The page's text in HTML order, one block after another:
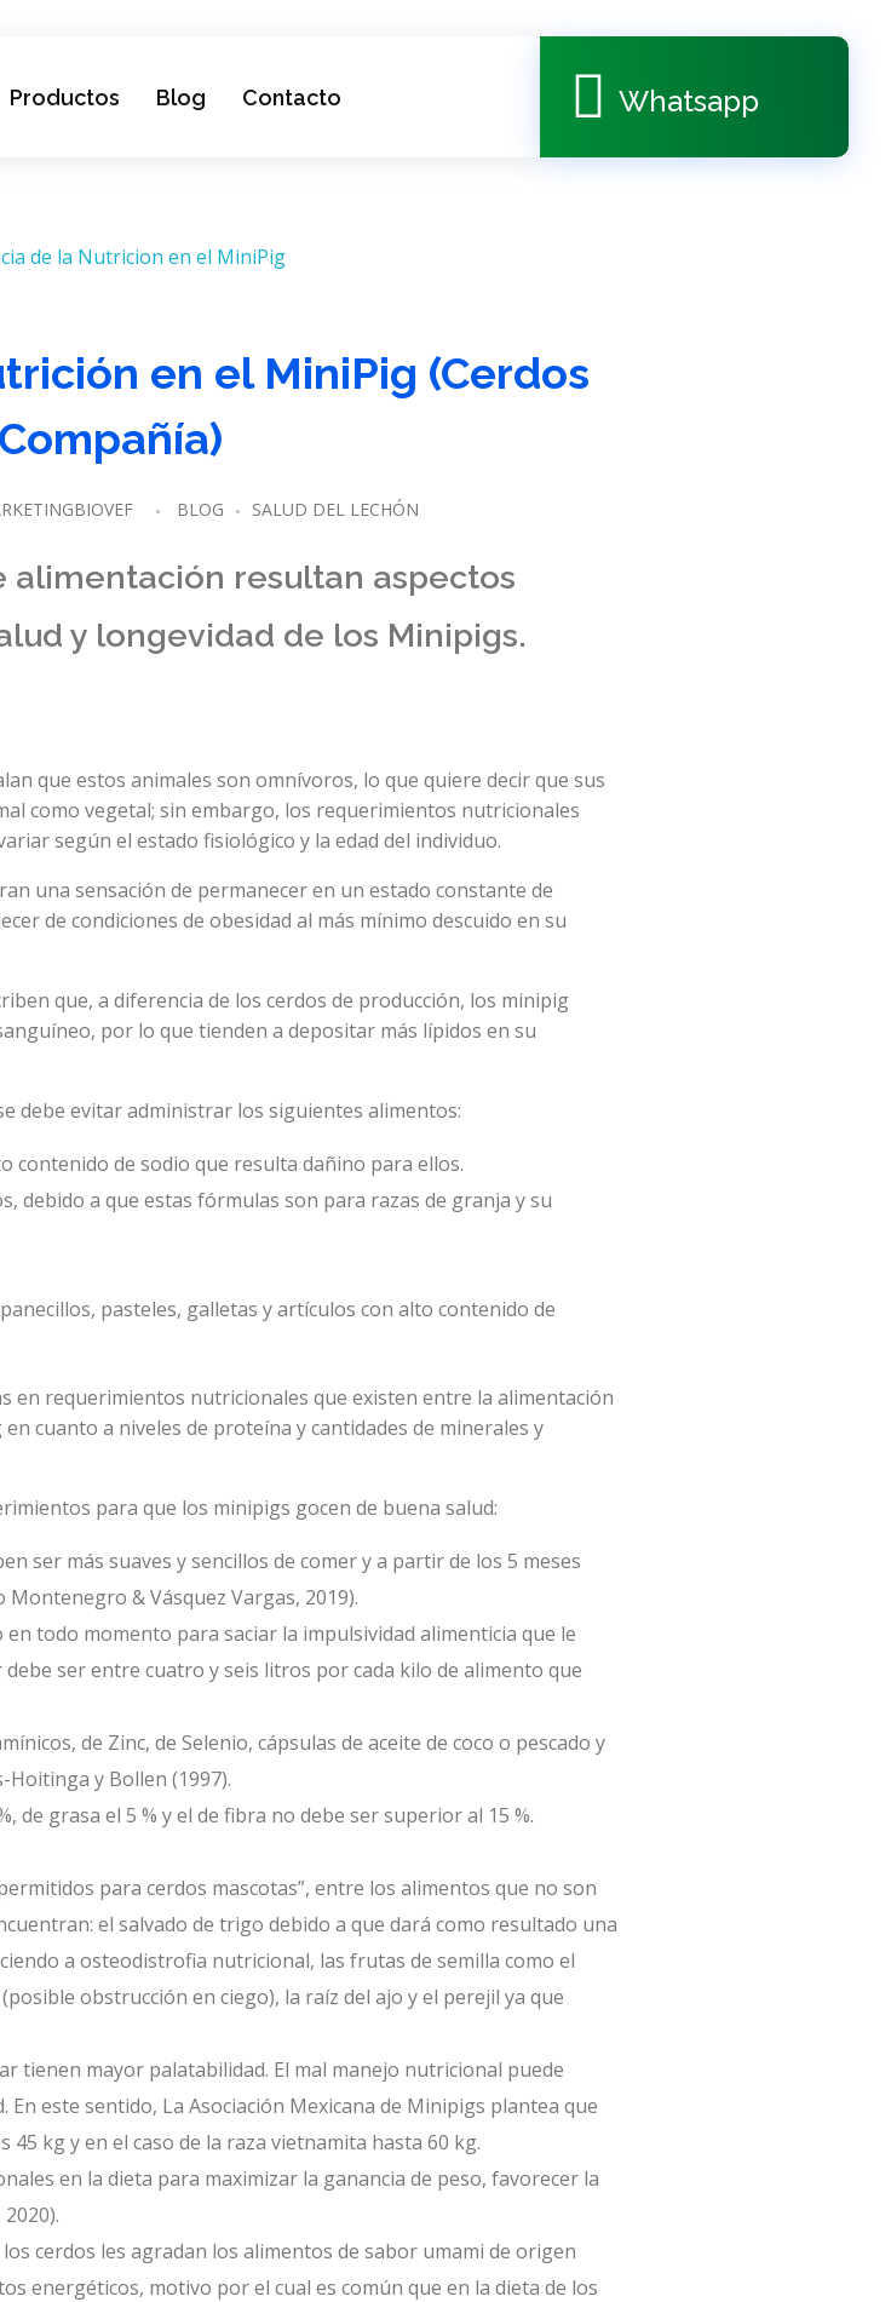
Productos Blog Contacto Whatsapp
en el MiniPig (Cerdos
BLOG SALUD DEL LECHÓN
alimentación resultan aspectos
y longevidad de los Minipigs.
que estos animales son omnívoros, lo que quiere decir que sus
como vegetal; sin embargo, los requerimientos nutricionales
según el estado fisiológico y la edad del individuo.
una sensación de permanecer en un estado constante de
de condiciones de obesidad al más mínimo descuido en su
que, a diferencia de los cerdos de producción, los minipig
por lo que tienden a depositar más lípidos en su
debe evitar administrar los siguientes alimentos:
de sodio que resulta dañino para ellos.
debido a que estas fórmulas son para razas de granja y su
pasteles, galletas y artículos con alto contenido de
en requerimientos nutricionales que existen entre la alimentación
cuanto a niveles de proteína y cantidades de minerales y
para que los minipigs gocen de buena salud:
ser más suaves y sencillos de comer y a partir de los 5 meses
& Vásquez Vargas, 2019).
todo momento para saciar la impulsividad alimenticia que le
ser entre cuatro y seis litros por cada kilo de alimento que
de Zinc, de Selenio, cápsulas de aceite de coco o pescado y
Hoitinga y Bollen (1997).
de grasa el 5 % y el de fibra no debe ser superior al 15 %.
para cerdos mascotas”, entre los alimentos que no son
el salvado de trigo debido a que dará como resultado una
a osteodistrofia nutricional, las frutas de semilla como el
obstrucción en ciego), la raíz del ajo y el perejil ya que
tienen mayor palatabilidad. El mal manejo nutricional puede
este sentido, La Asociación Mexicana de Minipigs plantea que
kg y en el caso de la raza vietnamita hasta 60 kg.
en la dieta para maximizar la ganancia de peso, favorecer la
cerdos les agradan los alimentos de sabor umami de origen
energéticos, motivo por el cual es común que en la dieta de los